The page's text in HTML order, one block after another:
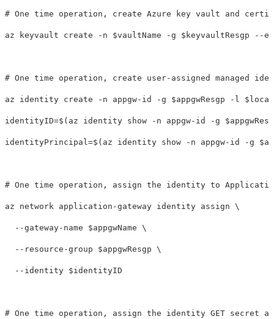
# One time operation, create Azure key vault and
az keyvault create -n $vaultName -g $keyvaultResgp --
# One time operation, create user-assigned managed
az identity create -n appgw-id -g $appgwResgp -l
identityID=$( az identity show -n appgw-id -g
identityPrincipal =$( az identity show -n appgw-id -g
# One time operation, assign the identity to Application
az network application-gateway identity assign \
--gateway-name $appgwName \
--resource-group $appgwResgp \
--identity $identityID
# One time operation, assign the identity GET secret